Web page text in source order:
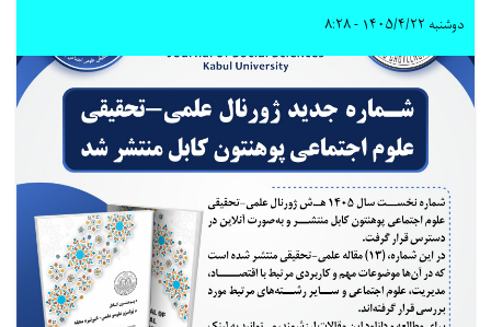
دوشنبه ۱۴۰۵/۴/۲۲ - ۸:۲۸